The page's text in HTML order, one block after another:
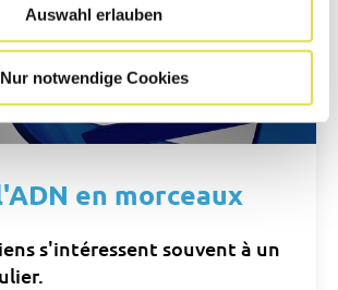
Auswahl erlauben
Nur notwendige Cookies
en morceaux
s'intéressent souvent à un